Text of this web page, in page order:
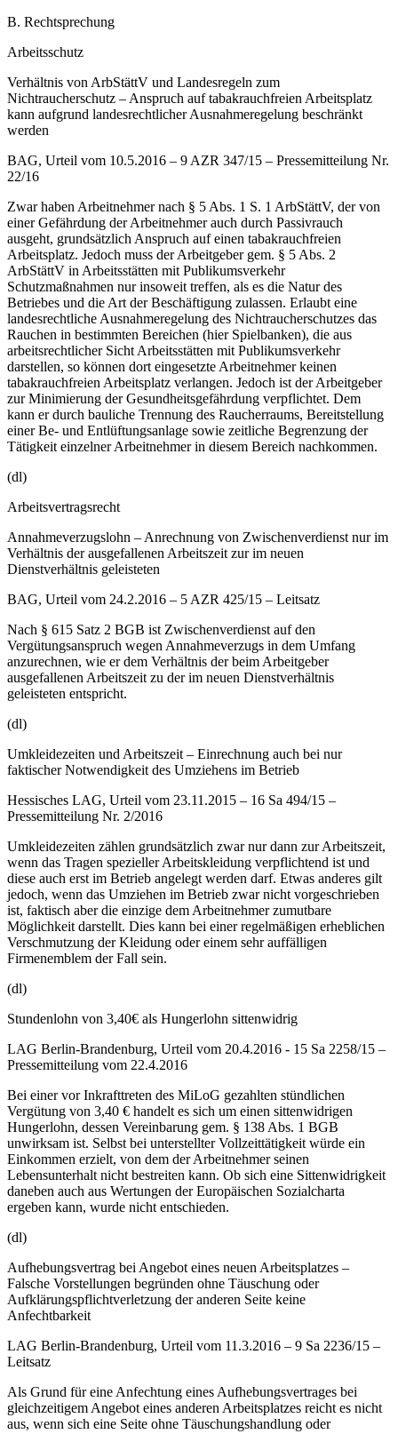
B. Rechtsprechung
Arbeitsschutz
Verhältnis von ArbStättV und Landesregeln zum
Nichtraucherschutz – Anspruch auf tabakrauchfreien Arbeitsplatz
kann aufgrund landesrechtlicher Ausnahmeregelung beschränkt
werden
BAG, Urteil vom 10.5.2016 – 9 AZR 347/15 – Pressemitteilung Nr.
22/16
Zwar haben Arbeitnehmer nach § 5 Abs. 1 S. 1 ArbStättV, der von
einer Gefährdung der Arbeitnehmer auch durch Passivrauch
ausgeht, grundsätzlich Anspruch auf einen tabakrauchfreien
Arbeitsplatz. Jedoch muss der Arbeitgeber gem. § 5 Abs. 2
ArbStättV in Arbeitsstätten mit Publikumsverkehr
Schutzmaßnahmen nur insoweit treffen, als es die Natur des
Betriebes und die Art der Beschäftigung zulassen. Erlaubt eine
landesrechtliche Ausnahmeregelung des Nichtraucherschutzes das
Rauchen in bestimmten Bereichen (hier Spielbanken), die aus
arbeitsrechtlicher Sicht Arbeitsstätten mit Publikumsverkehr
darstellen, so können dort eingesetzte Arbeitnehmer keinen
tabakrauchfreien Arbeitsplatz verlangen. Jedoch ist der Arbeitgeber
zur Minimierung der Gesundheitsgefährdung verpflichtet. Dem
kann er durch bauliche Trennung des Raucherraums, Bereitstellung
einer Be- und Entlüftungsanlage sowie zeitliche Begrenzung der
Tätigkeit einzelner Arbeitnehmer in diesem Bereich nachkommen.
(dl)
Arbeitsvertragsrecht
Annahmeverzugslohn – Anrechnung von Zwischenverdienst nur im
Verhältnis der ausgefallenen Arbeitszeit zur im neuen
Dienstverhältnis geleisteten
BAG, Urteil vom 24.2.2016 – 5 AZR 425/15 – Leitsatz
Nach § 615 Satz 2 BGB ist Zwischenverdienst auf den
Vergütungsanspruch wegen Annahmeverzugs in dem Umfang
anzurechnen, wie er dem Verhältnis der beim Arbeitgeber
ausgefallenen Arbeitszeit zu der im neuen Dienstverhältnis
geleisteten entspricht.
(dl)
Umkleidezeiten und Arbeitszeit – Einrechnung auch bei nur
faktischer Notwendigkeit des Umziehens im Betrieb
Hessisches LAG, Urteil vom 23.11.2015 – 16 Sa 494/15 –
Pressemitteilung Nr. 2/2016
Umkleidezeiten zählen grundsätzlich zwar nur dann zur Arbeitszeit,
wenn das Tragen spezieller Arbeitskleidung verpflichtend ist und
diese auch erst im Betrieb angelegt werden darf. Etwas anderes gilt
jedoch, wenn das Umziehen im Betrieb zwar nicht vorgeschrieben
ist, faktisch aber die einzige dem Arbeitnehmer zumutbare
Möglichkeit darstellt. Dies kann bei einer regelmäßigen erheblichen
Verschmutzung der Kleidung oder einem sehr auffälligen
Firmenemblem der Fall sein.
(dl)
Stundenlohn von 3,40€ als Hungerlohn sittenwidrig
LAG Berlin-Brandenburg, Urteil vom 20.4.2016 - 15 Sa 2258/15 –
Pressemitteilung vom 22.4.2016
Bei einer vor Inkrafttreten des MiLoG gezahlten stündlichen
Vergütung von 3,40 € handelt es sich um einen sittenwidrigen
Hungerlohn, dessen Vereinbarung gem. § 138 Abs. 1 BGB
unwirksam ist. Selbst bei unterstellter Vollzeittätigkeit würde ein
Einkommen erzielt, von dem der Arbeitnehmer seinen
Lebensunterhalt nicht bestreiten kann. Ob sich eine Sittenwidrigkeit
daneben auch aus Wertungen der Europäischen Sozialcharta
ergeben kann, wurde nicht entschieden.
(dl)
Aufhebungsvertrag bei Angebot eines neuen Arbeitsplatzes –
Falsche Vorstellungen begründen ohne Täuschung oder
Aufklärungspflichtverletzung der anderen Seite keine
Anfechtbarkeit
LAG Berlin-Brandenburg, Urteil vom 11.3.2016 – 9 Sa 2236/15 –
Leitsatz
Als Grund für eine Anfechtung eines Aufhebungsvertrages bei
gleichzeitigem Angebot eines anderen Arbeitsplatzes reicht es nicht
aus, wenn sich eine Seite ohne Täuschungshandlung oder